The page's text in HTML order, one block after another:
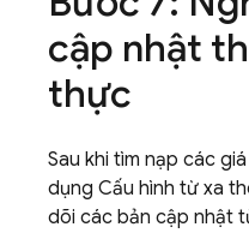
cập nhật
thực
Sau khi tìm nạp các
dụng Cấu hình từ xa
dõi các bản cập nhật